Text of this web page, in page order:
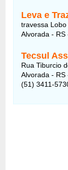
Leva e
travessa
Alvorada -
Tecsul
Rua Tiburcio
Alvorada -
(51) 3411-